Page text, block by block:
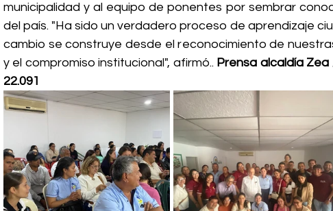
municipalidad y al equipo de ponentes por sembrar
del país. "Ha sido un verdadero proceso de aprendizaje
cambio se construye desde el reconocimiento de
y el compromiso institucional", afirmó.. Prensa alcaldía
22.091